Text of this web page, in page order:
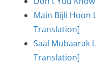
Main Bijli Hoon
Translation]
Saal Mubaarak
Translation]